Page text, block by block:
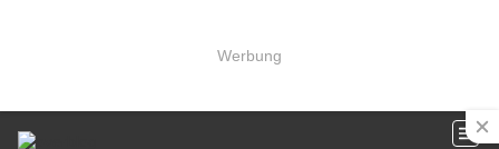
Werbung